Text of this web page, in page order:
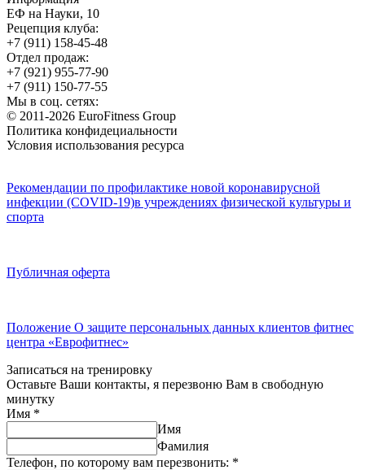
ЕФ на Науки, 10
Рецепция клуба:
+7 (911) 158-45-48
Отдел продаж:
+7 (921) 955-77-90
+7 (911) 150-77-55
Мы в соц. сетях:
© 2011-2026 EuroFitness Group
Политика конфидециальности
Условия использования ресурса
Рекомендации по профилактике новой коронавирусной
инфекции (COVID-19)в учреждениях физической культуры и
спорта
Публичная оферта
Положение О защите персональных данных клиентов фитнес
центра «Еврофитнес»
Записаться на тренировку
Оставьте Ваши контакты, я перезвоню Вам в свободную
минутку
Имя *
Имя
Фамилия
Телефон, по которому вам перезвонить: *